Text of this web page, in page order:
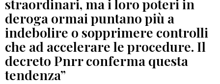
straordinari, ma i loro poteri in
deroga ormai puntano più a
indebolire o sopprimere controlli
che ad accelerare le procedure. Il
decreto Pnrr conferma questa
tendenza”